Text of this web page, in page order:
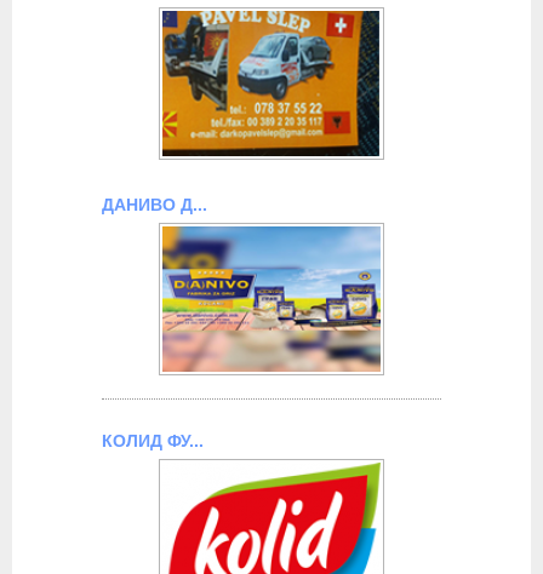
ДАНИВО Д...
КОЛИД ФУ...